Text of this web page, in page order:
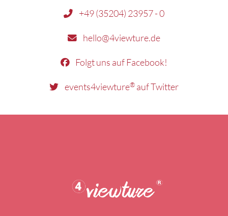
+49 (35204) 23957 - 0
hello@4viewture.de
Folgt uns auf Facebook!
events4viewture®auf Twitter